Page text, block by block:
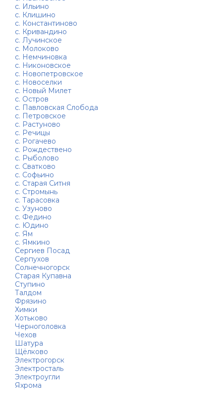
с. Ильино
с. Клишино
с. Константиново
с. Кривандино
с. Лучинское
с. Молоково
с. Немчиновка
с. Никоновское
с. Новопетровское
с. Новоселки
с. Новый Милет
с. Остров
с. Павловская Слобода
с. Петровское
с. Растуново
с. Речицы
с. Рогачево
с. Рождествено
с. Рыболово
с. Сватково
с. Софьино
с. Старая Ситня
с. Стромынь
с. Тарасовка
с. Узуново
с. Федино
с. Юдино
с. Ям
с. Ямкино
Сергиев Посад
Серпухов
Солнечногорск
Старая Купавна
Ступино
Талдом
Фрязино
Химки
Хотьково
Черноголовка
Чехов
Шатура
Щёлково
Электрогорск
Электросталь
Электроугли
Яхрома